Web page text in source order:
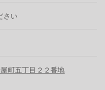
さい
町五丁目２２番地